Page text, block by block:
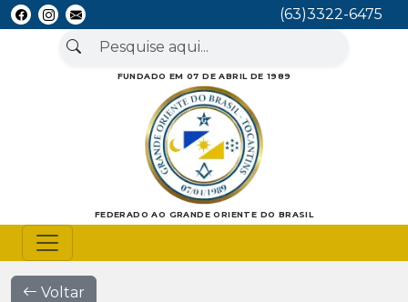
(63)3322-6475
FUNDADO EM 07 DE ABRIL DE 1989
FEDERADO AO GRANDE ORIENTE DO BRASIL
Voltar